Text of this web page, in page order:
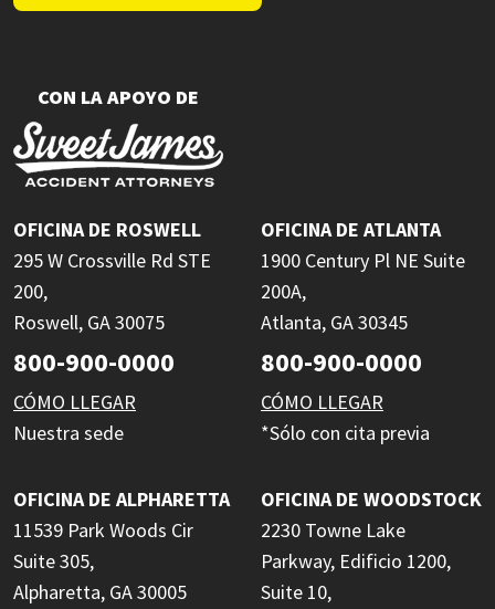
CON LA APOYO DE
OFICINA DE ROSWELL
295 W Crossville Rd STE
200,
Roswell, GA 30075
800-900-0000
CÓMO LLEGAR
Nuestra sede
OFICINA DE ATLANTA
1900 Century Pl NE Suite
200A,
Atlanta, GA 30345
800-900-0000
CÓMO LLEGAR
*Sólo con cita previa
OFICINA DE ALPHARETTA
11539 Park Woods Cir
Suite 305,
Alpharetta, GA 30005
OFICINA DE WOODSTOCK
2230 Towne Lake
Parkway, Edificio 1200,
Suite 10,